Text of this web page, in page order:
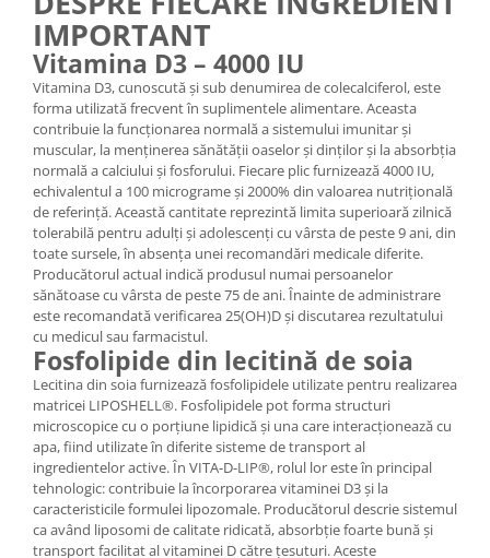
IMPORTANT
Vitamina D3 – 4000 IU
Vitamina D3, cunoscută și sub denumirea de colecalciferol, este
forma utilizată frecvent în suplimentele alimentare. Aceasta
contribuie la funcționarea normală a sistemului imunitar și
muscular, la menținerea sănătății oaselor și dinților și la absorbția
normală a calciului și fosforului. Fiecare plic furnizează 4000 IU,
echivalentul a 100 micrograme și 2000% din valoarea nutrițională
de referință. Această cantitate reprezintă limita superioară zilnică
tolerabilă pentru adulți și adolescenți cu vârsta de peste 9 ani, din
toate sursele, în absența unei recomandări medicale diferite.
Producătorul actual indică produsul numai persoanelor
sănătoase cu vârsta de peste 75 de ani. Înainte de administrare
este recomandată verificarea 25(OH)D și discutarea rezultatului
cu medicul sau farmacistul.
Fosfolipide din lecitină de soia
Lecitina din soia furnizează fosfolipidele utilizate pentru realizarea
matricei LIPOSHELL®. Fosfolipidele pot forma structuri
microscopice cu o porțiune lipidică și una care interacționează cu
apa, fiind utilizate în diferite sisteme de transport al
ingredientelor active. În VITA-D-LIP®, rolul lor este în principal
tehnologic: contribuie la încorporarea vitaminei D3 și la
caracteristicile formulei lipozomale. Producătorul descrie sistemul
ca având liposomi de calitate ridicată, absorbție foarte bună și
transport facilitat al vitaminei D către țesuturi. Aceste